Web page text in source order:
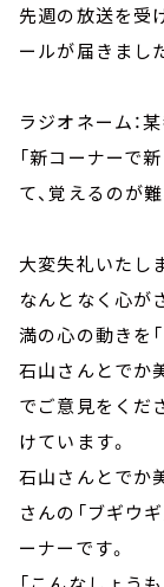
先週の放送を受
ールが届きまし
ラジオネーム：
「新コーナーで
て、覚えるのが
大変失礼いたし
なんとなく心が
満の心の動きを
石山さんとでか
でご意見をくだ
けています。
石山さんとでか
さんの「ブギウ
ーナーです。